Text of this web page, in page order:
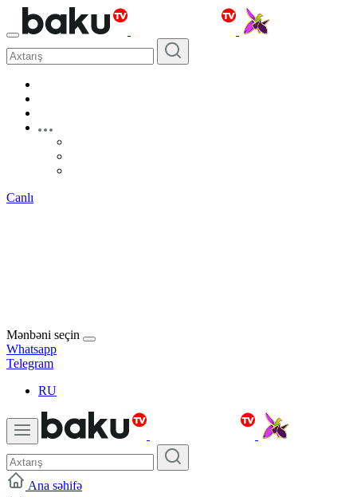
Canlı
Mənbəni seçin
Whatsapp
Telegram
RU
Ana səhifə